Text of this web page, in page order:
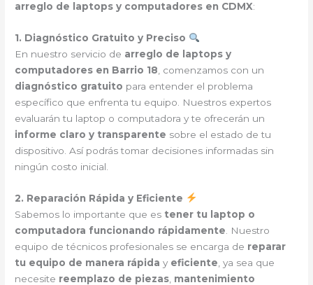
arreglo de laptops y computadores en CDMX:
1. Diagnóstico Gratuito y Preciso
En nuestro servicio de arreglo de laptops y
computadores en Barrio 18 , comenzamos con un
diagnóstico gratuito para entender el problema
específico que enfrenta tu equipo. Nuestros expertos
evaluarán tu laptop o computadora y te ofrecerán un
informe claro y transparente sobre el estado de tu
dispositivo. Así podrás tomar decisiones informadas sin
ningún costo inicial.
2. Reparación Rápida y Eficiente
Sabemos lo importante que es tener tu laptop o
computadora funcionando rápidamente . Nuestro
equipo de técnicos profesionales se encarga de reparar
tu equipo de manera rápida y eficiente , ya sea que
necesite reemplazo de piezas mantenimiento